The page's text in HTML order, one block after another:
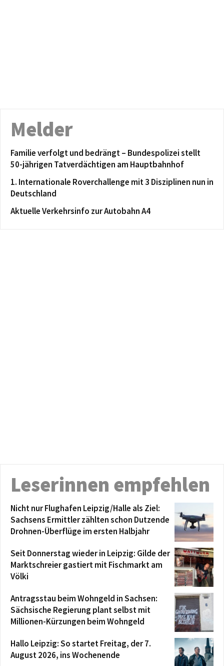
Melder
Familie verfolgt und bedrängt – Bundespolizei stellt
50-jährigen Tatverdächtigen am Hauptbahnhof
1. Internationale Roverchallenge mit 3 Disziplinen nun in
Deutschland
Aktuelle Verkehrsinfo zur Autobahn A4
Leserinnen empfehlen
Nicht nur Flughafen Leipzig/Halle als Ziel:
Sachsens Ermittler zählten schon Dutzende
Drohnen-Überflüge im ersten Halbjahr
Seit Donnerstag wieder in Leipzig: Gilde der
Marktschreier gastiert mit Fischmarkt am
Völki
Antragsstau beim Wohngeld in Sachsen:
Sächsische Regierung plant selbst mit
Millionen-Kürzungen beim Wohngeld
Hallo Leipzig: So startet Freitag, der 7.
August 2026, ins Wochenende